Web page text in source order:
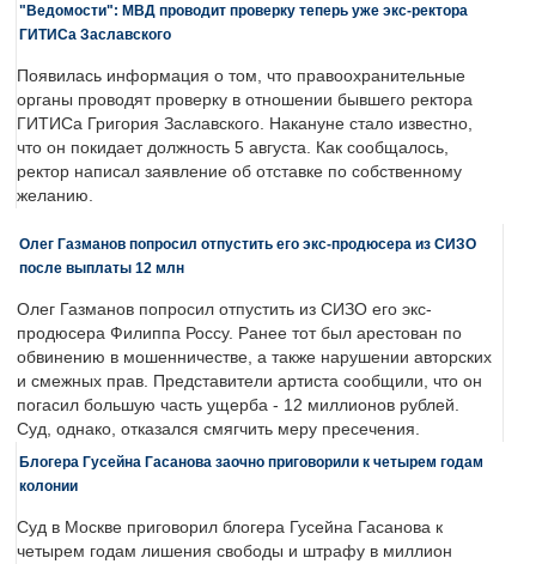
"Ведомости": МВД проводит проверку теперь уже экс-ректора
ГИТИСа Заславского
Появилась информация о том, что правоохранительные
органы проводят проверку в отношении бывшего ректора
ГИТИСа Григория Заславского. Накануне стало известно,
что он покидает должность 5 августа. Как сообщалось,
ректор написал заявление об отставке по собственному
желанию.
Олег Газманов попросил отпустить его экс-продюсера из СИЗО
после выплаты 12 млн
Олег Газманов попросил отпустить из СИЗО его экс-
продюсера Филиппа Россу. Ранее тот был арестован по
обвинению в мошенничестве, а также нарушении авторских
и смежных прав. Представители артиста сообщили, что он
погасил большую часть ущерба - 12 миллионов рублей.
Суд, однако, отказался смягчить меру пресечения.
Блогера Гусейна Гасанова заочно приговорили к четырем годам
колонии
Суд в Москве приговорил блогера Гусейна Гасанова к
четырем годам лишения свободы и штрафу в миллион